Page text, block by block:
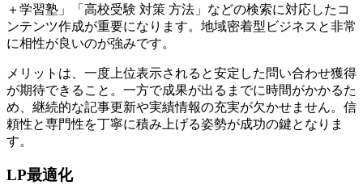
＋学習塾」「高校受験 対策 方法」などの検索に対応したコ
ンテンツ作成が重要になります。 地域密着型ビジネスと非常
に相性が良いのが強みです。
メリットは、 一度上位表示されると安定した問い合わせ獲得
が期待できる こと。一方で成果が出るまでに時間がかかるた
め、継続的な記事更新や実績情報の充実が欠かせません。信
頼性と専門性を丁寧に積み上げる姿勢が成功の鍵となりま
す。
LP最適化